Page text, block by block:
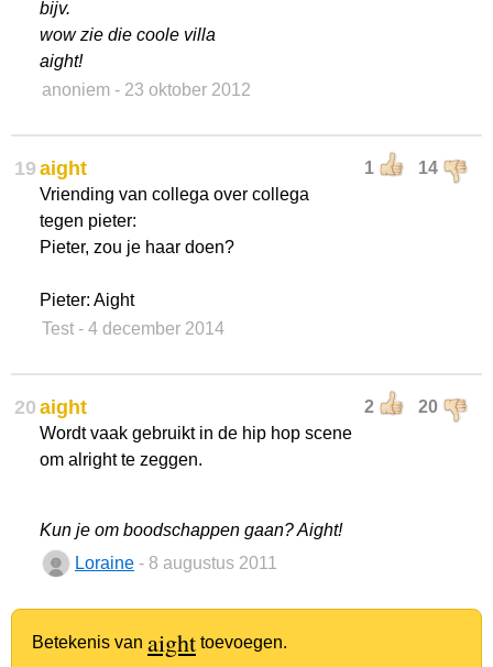
bijv.
wow zie die coole villa
aight!
anoniem - 23 oktober 2012
19 1 14
aight
Vriending van collega over collega
tegen pieter:
Pieter, zou je haar doen?
Pieter: Aight
Test - 4 december 2014
20 2 20
aight
Wordt vaak gebruikt in de hip hop scene
om alright te zeggen.
Kun je om boodschappen gaan? Aight!
Loraine - 8 augustus 2011
Betekenis van aight toevoegen.